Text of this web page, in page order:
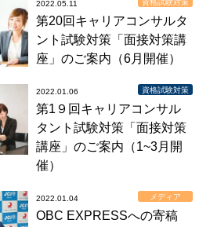
2022.05.11 資格試験対策
第20回キャリアコンサルタ
ント試験対策「面接対策講
座」のご案内（6月開催）
2022.01.06 資格試験対策
第1９回キャリアコンサル
タント試験対策「面接対策
講座」のご案内（1~3月開
催）
2022.01.04 メディア
OBC EXPRESSへの寄稿